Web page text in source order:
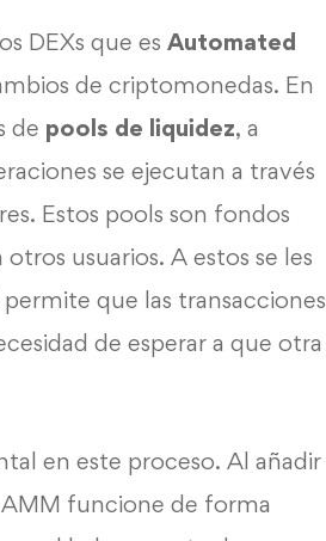
DEXs que es Automated
de criptomonedas. En
de pools de liquidez, a
se ejecutan a través
Estos pools son fondos
usuarios. A estos se les
que las transacciones
de esperar a que otra
en este proceso. Al añadir
funcione de forma